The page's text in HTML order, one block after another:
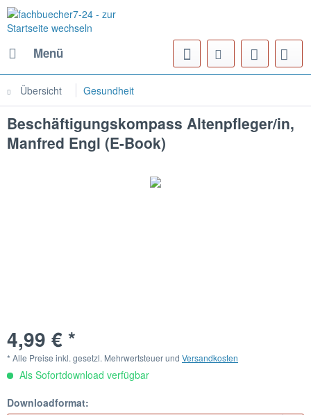
Menü
Übersicht Gesundheit
Beschäftigungskompass Altenpfleger/in,
Manfred Engl (E-Book)
4,99 € *
* Alle Preise inkl. gesetzl. Mehrwertsteuer und Versandkosten
Als Sofortdownload verfügbar
Downloadformat: